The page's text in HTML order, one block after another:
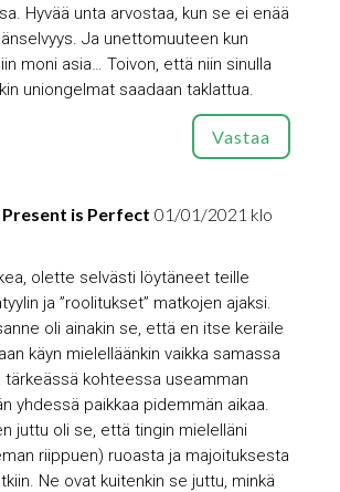
Hyvää unta arvostaa, kun se ei enää
Ja unettomuuteen kun
moni asia… Toivon, että niin sinulla
uniongelmat saadaan taklattua.
Vastaa
Present is Perfect 01/01/2021 klo
olette selvästi löytäneet teille
ja ”roolitukset” matkojen ajaksi.
oli ainakin se, että en itse keräile
käyn mielelläänkin vaikka samassa
tärkeässä kohteessa useamman
yhdessä paikkaa pidemmän aikaa.
juttu oli se, että tingin mielelläni
riippuen) ruoasta ja majoituksesta
Ne ovat kuitenkin se juttu, minkä